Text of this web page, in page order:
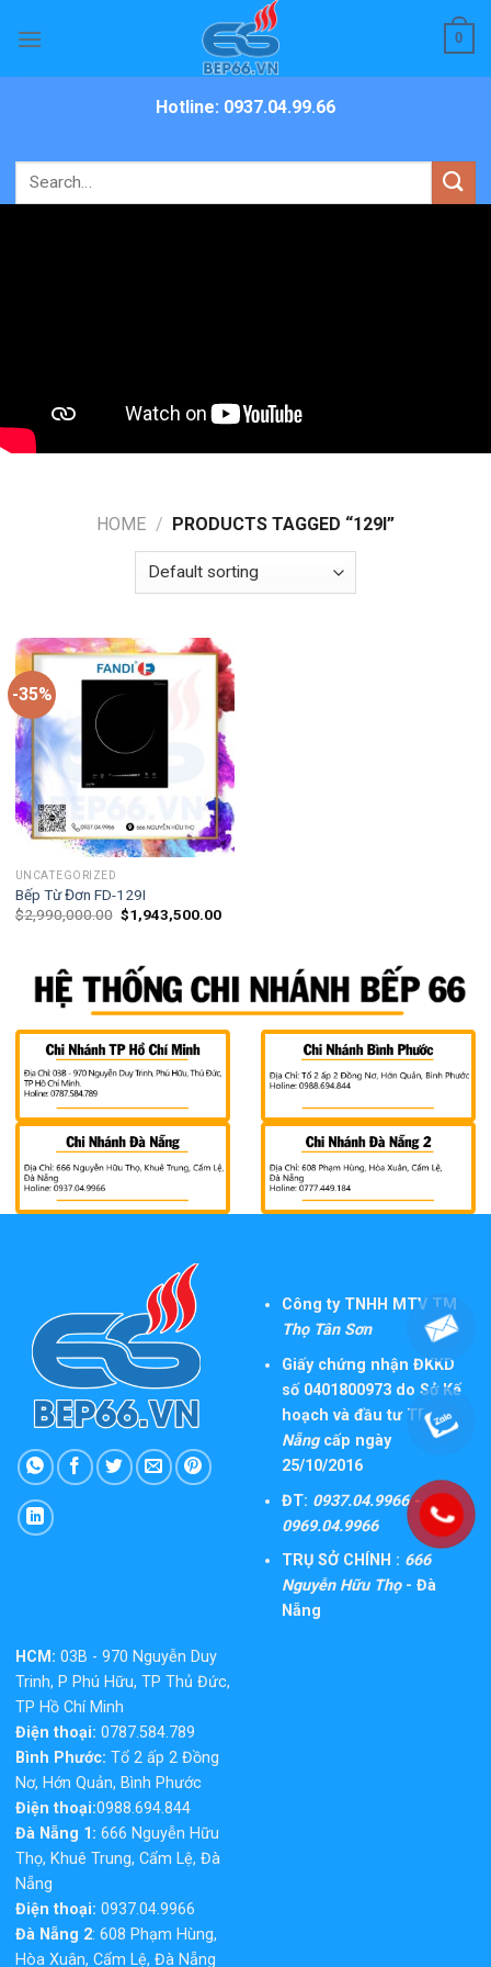
0
Hotline: 0937.04.99.66
Search
for:
HOME / PRODUCTS TAGGED “129I”
-35%
UNCATEGORIZED
Bếp Từ Đơn FD-129I
$2,990,000.00 $1,943,500.00
Công ty TNHH MTV TM
Thọ Tân Sơn
Giấy chứng nhận ĐKKD
số 0401800973 do Sở Kế
hoạch và đầu tư TPĐà
Nẵngcấp ngày
25/10/2016
ĐT: 0937.04.9966 -
0969.04.9966
TRỤ SỞ CHÍNH : 666
Nguyễn Hữu Thọ- Đà
Nẵng
HCM: 03B - 970 Nguyễn Duy
Trinh, P Phú Hữu, TP Thủ Đức,
TP Hồ Chí Minh
Điện thoại: 0787.584.789
Bình Phước: Tổ 2 ấp 2 Đồng
Nơ, Hớn Quản, Bình Phước
Điện thoại:0988.694.844
Đà Nẵng 1: 666 Nguyễn Hữu
Thọ, Khuê Trung, Cẩm Lệ, Đà
Nẵng
Điện thoại: 0937.04.9966
Đà Nẵng 2: 608 Phạm Hùng,
Hòa Xuân, Cẩm Lệ, Đà Nẵng